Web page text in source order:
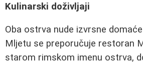
Kulinarski doživljaji
Oba ostrva nude izvrsne
Mljetu se preporučuje restoran
starom rimskom imenu ostrva,